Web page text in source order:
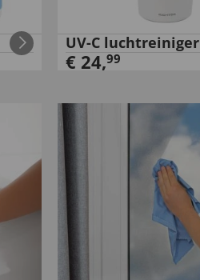
UV-C luchtreiniger
€ 24,99